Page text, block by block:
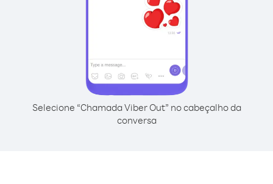
Selecione “Chamada Viber Out” no cabeçalho da
conversa